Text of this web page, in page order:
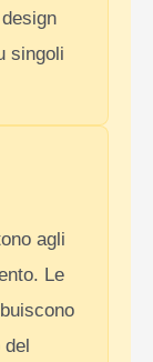
singoli
agli
Le